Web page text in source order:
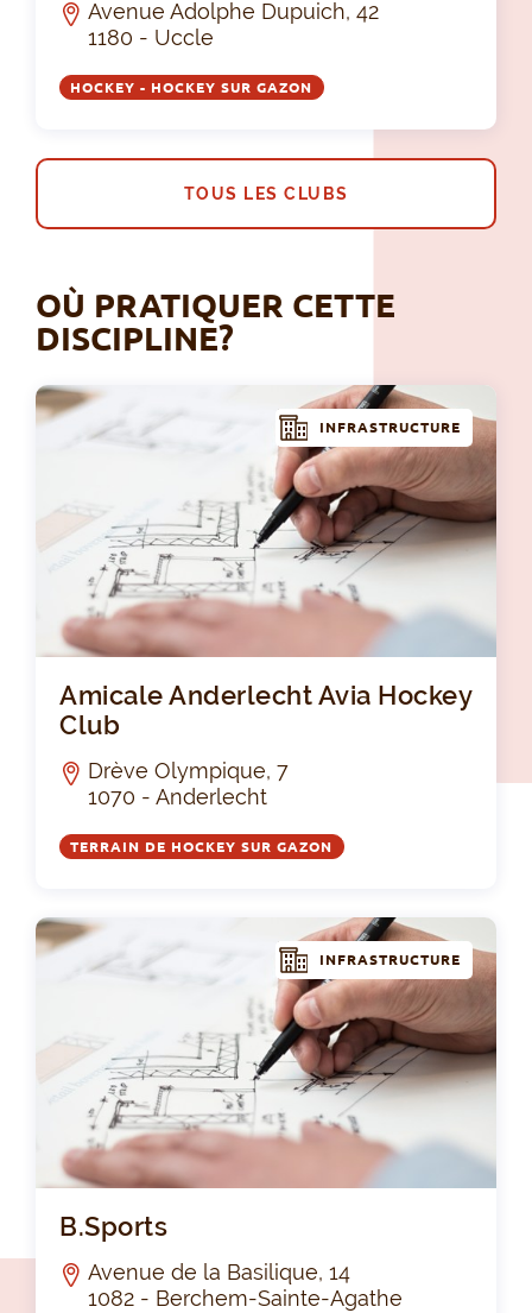
Avenue Adolphe Dupuich, 42
1180 - Uccle
HOCKEY - HOCKEY SUR GAZON
TOUS LES CLUBS
OÙ PRATIQUER CETTE
DISCIPLINE?
INFRASTRUCTURE
Amicale Anderlecht Avia Hockey
Club
Drève Olympique, 7
1070 - Anderlecht
TERRAIN DE HOCKEY SUR GAZON
INFRASTRUCTURE
B.Sports
Avenue de la Basilique, 14
1082 - Berchem-Sainte-Agathe